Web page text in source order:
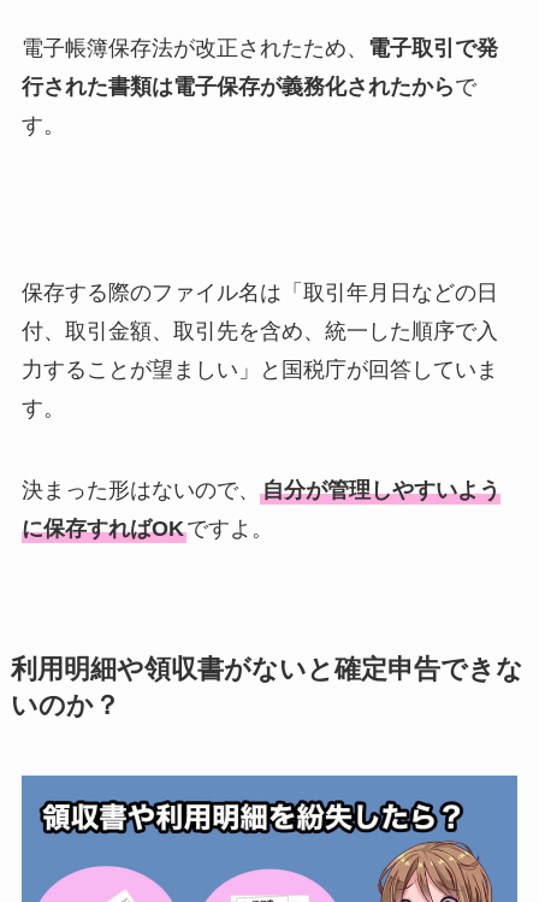
電子帳簿保存法が改正されたため、 電子取引で発
行された書類は電子保存が義務化されたからで
す。
保存する際のファイル名は「取引年月日などの日
付、取引金額、取引先を含め、統一した順序で入
力することが望ましい」と国税庁が回答していま
す。
決まった形はないので、 自分が管理しやすいよう
に保存すればOKですよ。
利用明細や領収書がないと確定申告できな
いのか？